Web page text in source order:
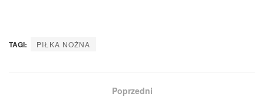
TAGI: PIŁKA NOŻNA
Poprzedni